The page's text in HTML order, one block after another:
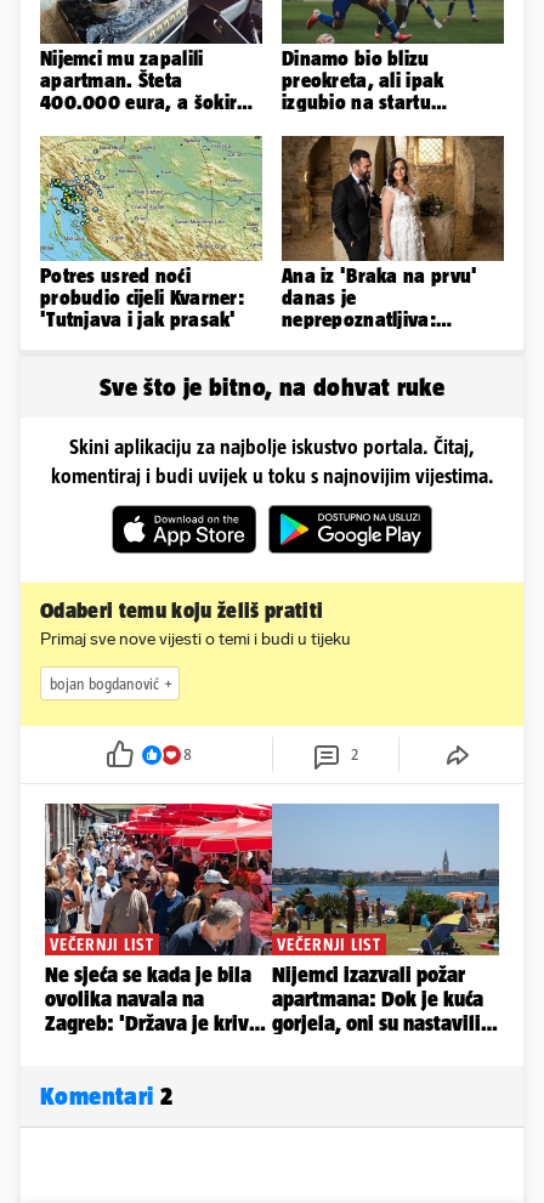
Nijemci mu zapalili
apartman. Šteta
400.000 eura, a šokirao
Dinamo bio blizu
preokreta, ali ipak
izgubio na startu
Potres usred noći
probudio cijeli Kvarner:
'Tutnjava i jak prasak'
Ana iz 'Braka na prvu'
danas je
neprepoznatljiva:
Sve što je bitno, na dohvat ruke
Skini aplikaciju za najbolje iskustvo portala. Čitaj,
komentiraj i budi uvijek u toku s najnovijim vijestima.
Odaberi temu koju želiš pratiti
Primaj sve nove vijesti o temi i budi u tijeku
bojan bogdanović
8 2
Komentari 2